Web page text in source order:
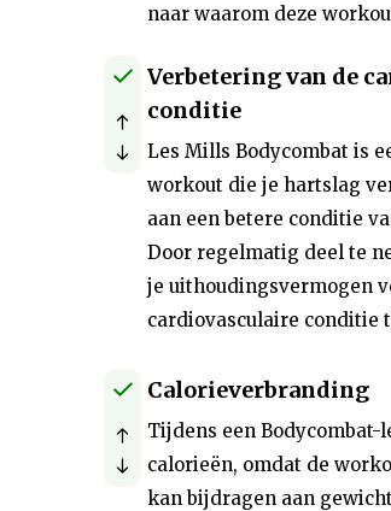
naar waarom deze
Verbetering van de
conditie
Les Mills Bodycombat is
workout die je hartslag
aan een betere conditie
Door regelmatig deel te
je uithoudingsvermogen
cardiovasculaire conditie
Calorieverbranding
Tijdens een Bodycombat-
calorieën, omdat de
kan bijdragen aan